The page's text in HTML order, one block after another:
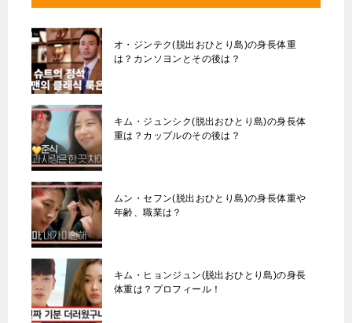
オ・ジンテク(脱出おひとり島)の身長体重
は？カンソヨンとその後は？
キム・ジュンシク(脱出おひとり島)の身長体
重は？カップルのその後は？
ムン・セフン(脱出おひとり島)の身長体重や
年齢、職業は？
キム・ヒョンジュン(脱出おひとり島)の身長
体重は？プロフィール！